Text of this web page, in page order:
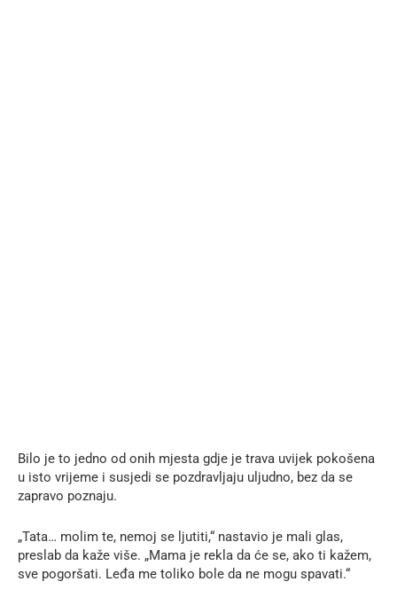
Bilo je to jedno od onih mjesta gdje je trava uvijek pokošena
u isto vrijeme i susjedi se pozdravljaju uljudno, bez da se
zapravo poznaju.
„Tata… molim te, nemoj se ljutiti,“ nastavio je mali glas,
preslab da kaže više. „Mama je rekla da će se, ako ti kažem,
sve pogoršati. Leđa me toliko bole da ne mogu spavati.“